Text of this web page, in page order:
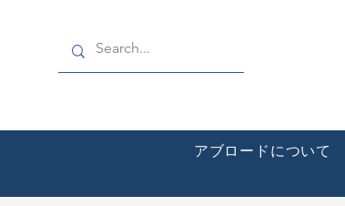
アブロードについて